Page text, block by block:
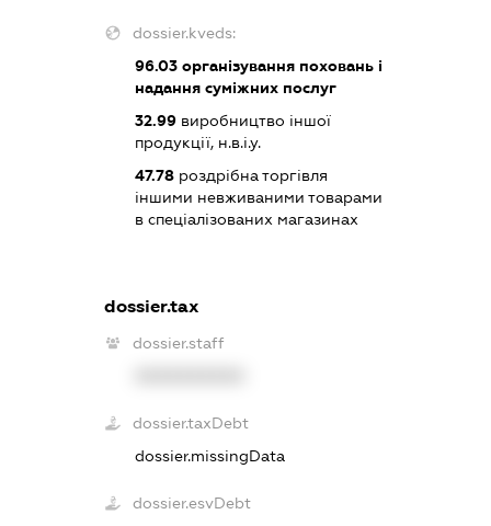
dossier.kveds:
96.03 організування поховань і
надання суміжних послуг
32.99 виробництво іншої
продукції, н.в.і.у.
47.78 роздрібна торгівля
іншими невживаними товарами
в спеціалізованих магазинах
dossier.tax
dossier.staff
dossier.taxDebt
dossier.missingData
dossier.esvDebt